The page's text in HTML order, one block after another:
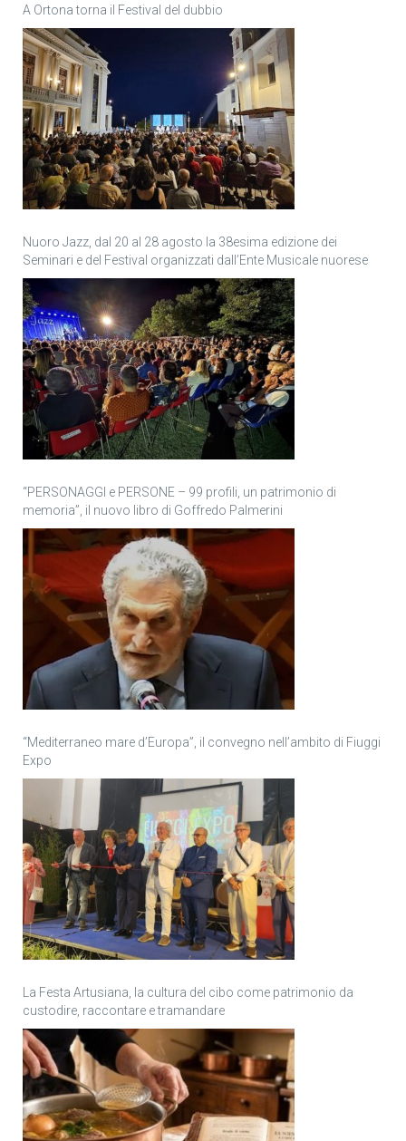
A Ortona torna il Festival del dubbio
Nuoro Jazz, dal 20 al 28 agosto la 38esima edizione dei
Seminari e del Festival organizzati dall’Ente Musicale nuorese
“PERSONAGGI e PERSONE – 99 profili, un patrimonio di
memoria”, il nuovo libro di Goffredo Palmerini
“Mediterraneo mare d’Europa”, il convegno nell’ambito di Fiuggi
Expo
La Festa Artusiana, la cultura del cibo come patrimonio da
custodire, raccontare e tramandare